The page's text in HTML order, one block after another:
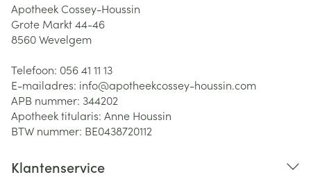
Apotheek Cossey-Houssin
Grote Markt 44-46
8560Wevelgem
Telefoon: 056 41 11 13
E-mailadres: info@apotheekcossey-houssin.com
APB nummer: 344202
Apotheek titularis: Anne Houssin
BTW nummer: BE0438720112
Klantenservice